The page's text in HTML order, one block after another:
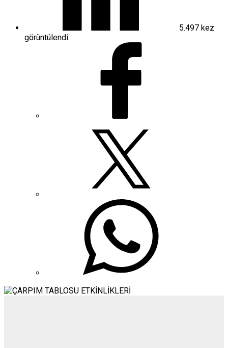
5.497 kez
görüntülendi.